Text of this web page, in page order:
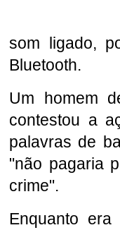
som ligado,
Bluetooth.
Um homem
contestou a
palavras de
"não pagaria
crime".
Enquanto